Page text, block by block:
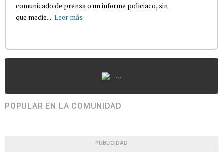
comunicado de prensa o un informe policiaco, sin
que medie... Leer más
...
POPULAR EN LA COMUNIDAD
PUBLICIDAD